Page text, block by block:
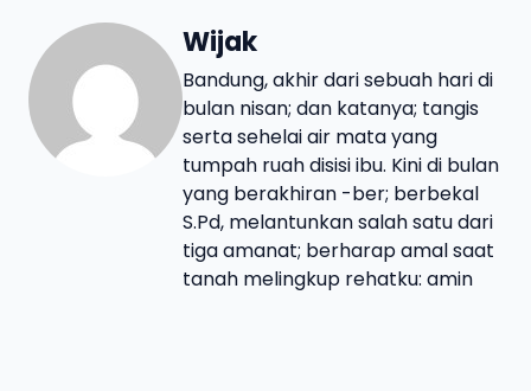
Wijak
Bandung, akhir dari sebuah hari di
bulan nisan; dan katanya; tangis
serta sehelai air mata yang
tumpah ruah disisi ibu. Kini di bulan
yang berakhiran -ber; berbekal
S.Pd, melantunkan salah satu dari
tiga amanat; berharap amal saat
tanah melingkup rehatku: amin